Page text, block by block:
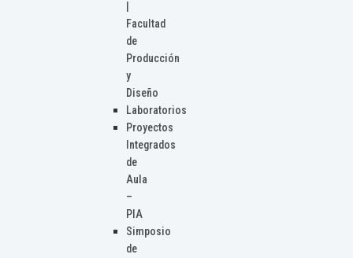
Facultad
de
Producción
y
Diseño
Laboratorios
Proyectos
Integrados
de
Aula
–
PIA
Simposio
de